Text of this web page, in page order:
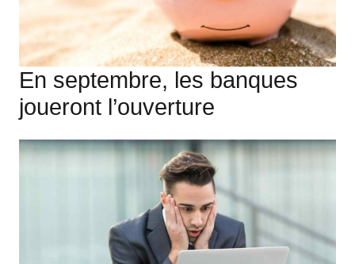
En septembre, les banques
joueront l’ouverture